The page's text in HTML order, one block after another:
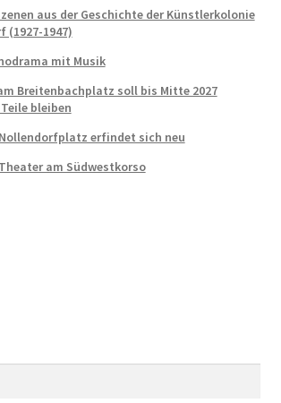
Internierungslager zur Gedenkstätte
Meyer-Hanno
Holger Münzer
aus der Geschichte der Künstlerkolonie
(1927-1947)
mit Musik
Breitenbachplatz soll bis Mitte 2027
bleiben
erfindet sich neu
am Südwestkorso